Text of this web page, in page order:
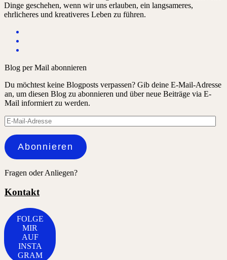
Dinge geschehen, wenn wir uns erlauben, ein langsameres,
ehrlicheres und kreativeres Leben zu führen.
Blog per Mail abonnieren
Du möchtest keine Blogposts verpassen? Gib deine E-Mail-Adresse
an, um diesen Blog zu abonnieren und über neue Beiträge via E-
Mail informiert zu werden.
E-
Mail-
Adresse
Abonnieren
Fragen oder Anliegen?
Kontakt
FOLGE
MIR
AUF
INSTA
GRAM